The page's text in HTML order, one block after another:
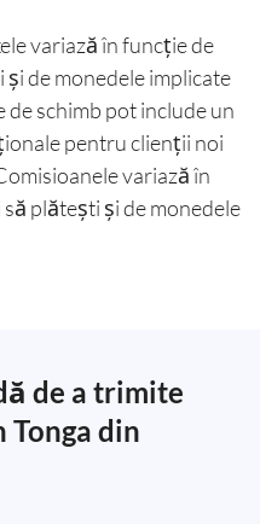
variază în funcție de
de monedele implicate
de schimb pot include un
pentru clienții noi
variază în
plătești și de monedele
de a trimite
Tonga din